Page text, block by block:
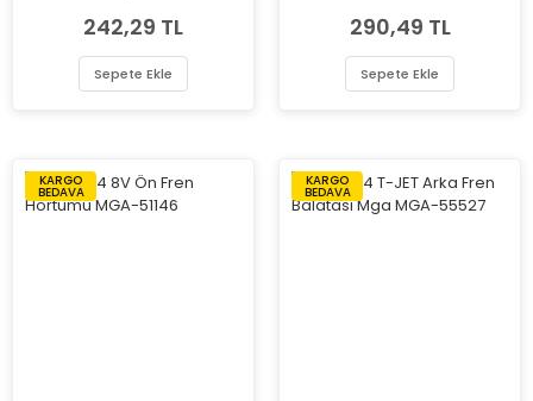
242,29 TL
Sepete Ekle
290,49 TL
Sepete Ekle
KARGO
BEDAVA
KARGO
BEDAVA